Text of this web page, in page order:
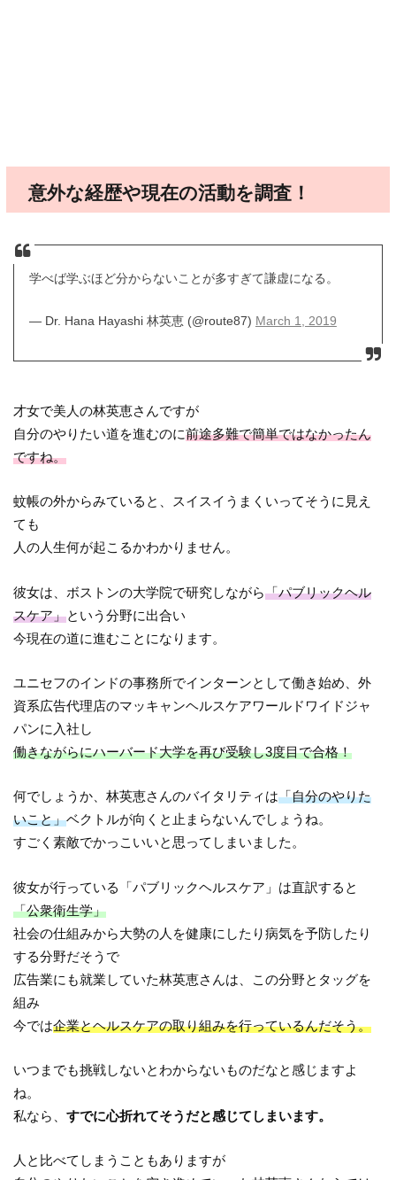
意外な経歴や現在の活動を調査！
学べば学ぶほど分からないことが多すぎて謙虚になる。
— Dr. Hana Hayashi 林英恵 (@route87) March 1, 2019
才女で美人の林英恵さんですが
自分のやりたい道を進むのに前途多難で簡単ではなかったん
ですね。
蚊帳の外からみていると、スイスイうまくいってそうに見え
ても
人の人生何が起こるかわかりません。
彼女は、ボストンの大学院で研究しながら「パブリックヘル
スケア」という分野に出合い
今現在の道に進むことになります。
ユニセフのインドの事務所でインターンとして働き始め、外
資系広告代理店のマッキャンヘルスケアワールドワイドジャ
パンに入社し
働きながらにハーバード大学を再び受験し3度目で合格！
何でしょうか、林英恵さんのバイタリティは「自分のやりた
いこと」ベクトルが向くと止まらないんでしょうね。
すごく素敵でかっこいいと思ってしまいました。
彼女が行っている「パブリックヘルスケア」は直訳すると
「公衆衛生学」
社会の仕組みから大勢の人を健康にしたり病気を予防したり
する分野だそうで
広告業にも就業していた林英恵さんは、この分野とタッグを
組み
今では企業とヘルスケアの取り組みを行っているんだそう。
いつまでも挑戦しないとわからないものだなと感じますよ
ね。
私なら、すでに心折れてそうだと感じてしまいます。
人と比べてしまうこともありますが